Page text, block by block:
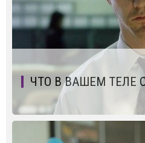
ЧТО В ВАШЕМ ТЕЛЕ